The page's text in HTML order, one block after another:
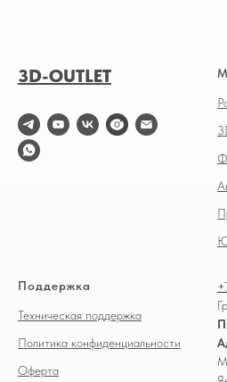
3D-OUTLET
Поддержка
Техническая поддержка
Политика конфиденциальности
Оферта